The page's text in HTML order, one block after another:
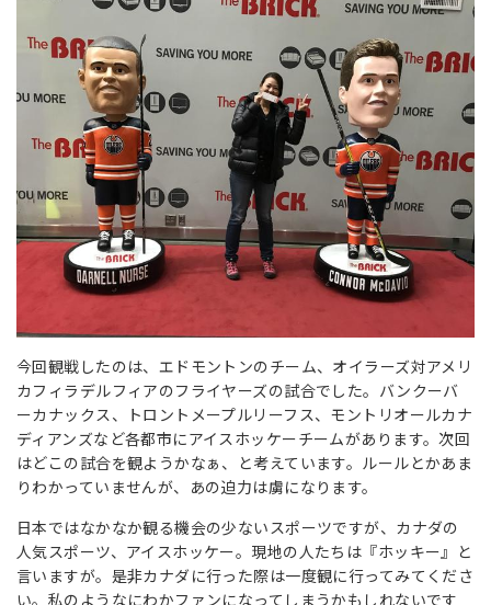
今回観戦したのは、エドモントンのチーム、オイラーズ対アメリ
カフィラデルフィアのフライヤーズの試合でした。バンクーバ
ーカナックス、トロントメープルリーフス、モントリオールカナ
ディアンズなど各都市にアイスホッケーチームがあります。次回
はどこの試合を観ようかなぁ、と考えています。ルールとかあま
りわかっていませんが、あの迫力は虜になります。
日本ではなかなか観る機会の少ないスポーツですが、カナダの
人気スポーツ、アイスホッケー。現地の人たちは『ホッキー』と
言いますが。是非カナダに行った際は一度観に行ってみてくださ
い。私のようなにわかファンになってしまうかもしれないです